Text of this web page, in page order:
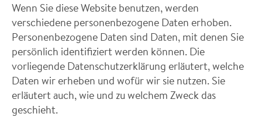
Wenn Sie diese Website benutzen, werden
verschiedene personenbezogene Daten erhoben.
Personenbezogene Daten sind Daten, mit denen Sie
persönlich identifiziert werden können. Die
vorliegende Datenschutzerklärung erläutert, welche
Daten wir erheben und wofür wir sie nutzen. Sie
erläutert auch, wie und zu welchem Zweck das
geschieht.